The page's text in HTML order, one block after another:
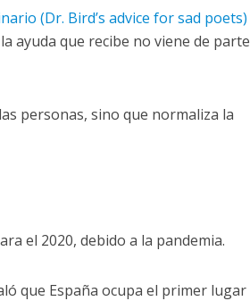
(Dr. Bird’s advice for sad poets)
ayuda que recibe no viene de parte
personas, sino que normaliza la
el 2020, debido a la pandemia.
que España ocupa el primer lugar